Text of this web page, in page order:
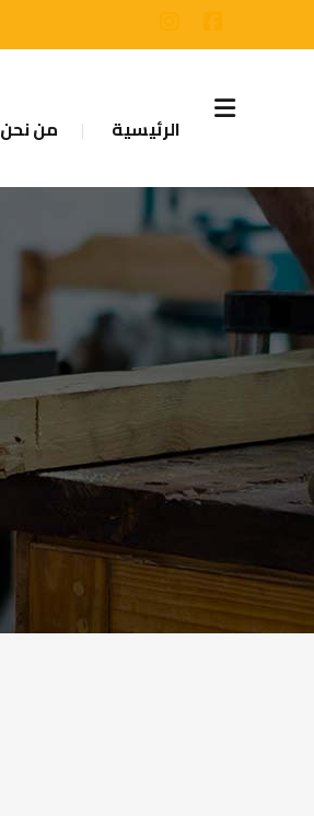
الرئيسية من نحن